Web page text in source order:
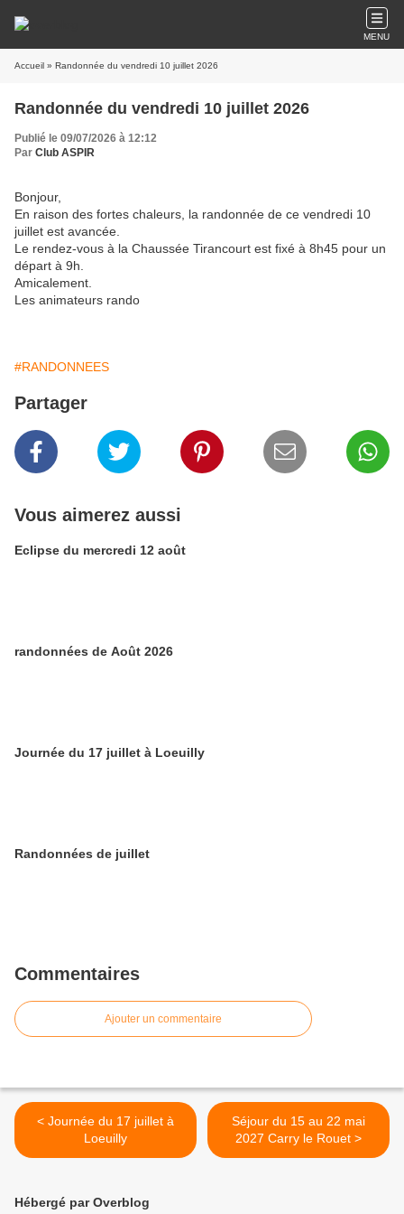
MENU
Accueil » Randonnée du vendredi 10 juillet 2026
Randonnée du vendredi 10 juillet 2026
Publié le 09/07/2026 à 12:12
Par Club ASPIR
Bonjour,
En raison des fortes chaleurs, la randonnée de ce vendredi 10
juillet est avancée.
Le rendez-vous à la Chaussée Tirancourt est fixé à 8h45 pour un
départ à 9h.
Amicalement.
Les animateurs rando
#RANDONNEES
Partager
Vous aimerez aussi
Eclipse du mercredi 12 août
randonnées de Août 2026
Journée du 17 juillet à Loeuilly
Randonnées de juillet
Commentaires
Ajouter un commentaire
< Journée du 17 juillet à
Loeuilly
Séjour du 15 au 22 mai
2027 Carry le Rouet >
Hébergé par Overblog